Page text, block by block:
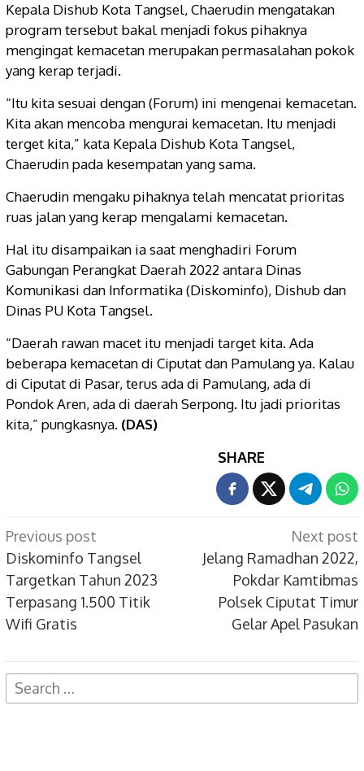
Kepala Dishub Kota Tangsel, Chaerudin mengatakan
program tersebut bakal menjadi fokus pihaknya
mengingat kemacetan merupakan permasalahan pokok
yang kerap terjadi.
“Itu kita sesuai dengan (Forum) ini mengenai kemacetan.
Kita akan mencoba mengurai kemacetan. Itu menjadi
terget kita,” kata Kepala Dishub Kota Tangsel,
Chaerudin pada kesempatan yang sama.
Chaerudin mengaku pihaknya telah mencatat prioritas
ruas jalan yang kerap mengalami kemacetan.
Hal itu disampaikan ia saat menghadiri Forum
Gabungan Perangkat Daerah 2022 antara Dinas
Komunikasi dan Informatika (Diskominfo), Dishub dan
Dinas PU Kota Tangsel.
“Daerah rawan macet itu menjadi target kita. Ada
beberapa kemacetan di Ciputat dan Pamulang ya. Kalau
di Ciputat di Pasar, terus ada di Pamulang, ada di
Pondok Aren, ada di daerah Serpong. Itu jadi prioritas
kita,” pungkasnya. (DAS)
SHARE
Post
navigation
Previous post
Diskominfo Tangsel
Targetkan Tahun 2023
Terpasang 1.500 Titik
Wifi Gratis
Next post
Jelang Ramadhan 2022,
Pokdar Kamtibmas
Polsek Ciputat Timur
Gelar Apel Pasukan
Search
for: